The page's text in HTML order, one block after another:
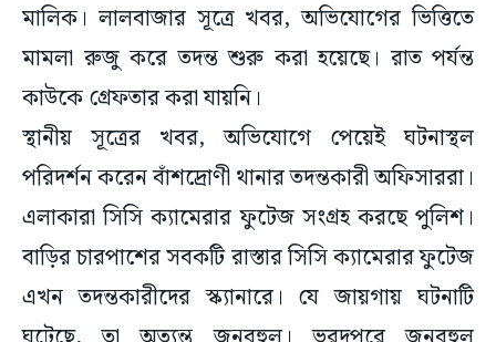
মালিক। লালবাজার সূত্রে খবর, অভিযোগের ভিত্তিতে
মামলা রুজু করে তদন্ত শুরু করা হয়েছে। রাত পর্যন্ত
কাউকে গ্রেফতার করা যায়নি।
স্থানীয় সূত্রের খবর, অভিযোগে পেয়েই ঘটনাস্থল
পরিদর্শন করেন বাঁশদ্রোণী থানার তদন্তকারী অফিসাররা।
এলাকারা সিসি ক্যামেরার ফুটেজ সংগ্রহ করছে পুলিশ।
বাড়ির চারপাশের সবকটি রাস্তার সিসি ক্যামেরার ফুটেজ
এখন তদন্তকারীদের স্ক্যানারে। যে জায়গায় ঘটনাটি